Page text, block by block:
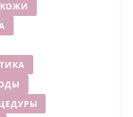
КОЖИ